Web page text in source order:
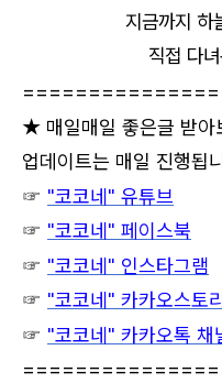
지금까지 하
직접 다
★ 매일매일 좋은글 받
업데이트는 매일 진행됩
☞ "코코네" 유튜브
☞ "코코네" 페이스북
☞ "코코네" 인스타그램
☞ "코코네" 카카오스토
☞ "코코네" 카카오톡 채